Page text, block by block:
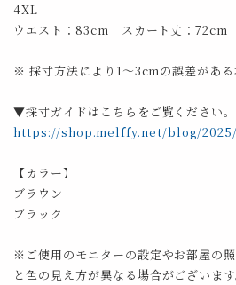
4XL
ウエスト：83cm スカート丈：72cm
※ 採寸方法により1～3cmの誤差がある
▼採寸ガイドはこちらをご覧ください。
https://shop.melffy.net/blog/
【カラー】
ブラウン
ブラック
※ご使用のモニターの設定やお部屋の
と色の見え方が異なる場合がございます